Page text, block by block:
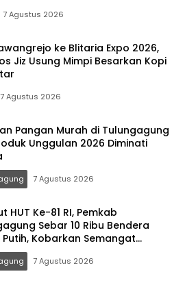
7 Agustus 2026
ke Blitaria Expo 2026,
Jiz Usung Mimpi Besarkan Kopi
7 Agustus 2026
Pangan Murah di Tulungagung
Unggulan 2026 Diminati
7 Agustus 2026
HUT Ke-81 RI, Pemkab
Sebar 10 Ribu Bendera
Putih, Kobarkan Semangat
Hingga Pelosok Desa
7 Agustus 2026